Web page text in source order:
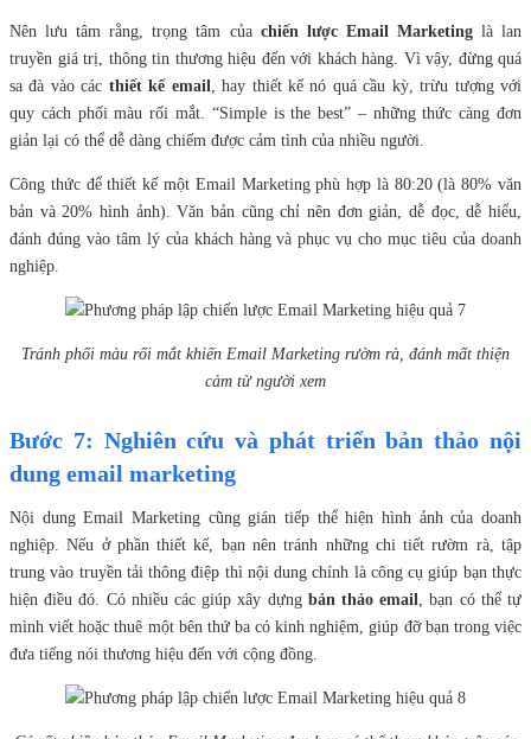
Nên lưu tâm rằng, trọng tâm của chiến lược Email Marketinglà lan
truyền giá trị, thông tin thương hiệu đến với khách hàng. Vì vậy, đừng quá
sa đà vào các thiết kế email, hay thiết kế nó quá cầu kỳ, trừu tượng với
quy cách phối màu rối mắt. “Simple is the best” – những thức càng đơn
giản lại có thể dễ dàng chiếm được cảm tình của nhiều người.
Công thức để thiết kế một Email Marketing phù hợp là 80:20 (là 80% văn
bản và 20% hình ảnh). Văn bản cũng chỉ nên đơn giản, dễ đọc, dễ hiểu,
đánh đúng vào tâm lý của khách hàng và phục vụ cho mục tiêu của doanh
nghiệp.
Tránh phối màu rối mắt khiến Email Marketing rườm rà, đánh mất thiện
cảm từ người xem
Bước 7: Nghiên cứu và phát triển bản thảo nội
dung email marketing
Nội dung Email Marketing cũng gián tiếp thể hiện hình ảnh của doanh
nghiệp. Nếu ở phần thiết kế, bạn nên tránh những chi tiết rườm rà, tập
trung vào truyền tải thông điệp thì nội dung chính là công cụ giúp bạn thực
hiện điều đó. Có nhiều các giúp xây dựng bản thảo email, bạn có thể tự
mình viết hoặc thuê một bên thứ ba có kinh nghiệm, giúp đỡ bạn trong việc
đưa tiếng nói thương hiệu đến với cộng đồng.